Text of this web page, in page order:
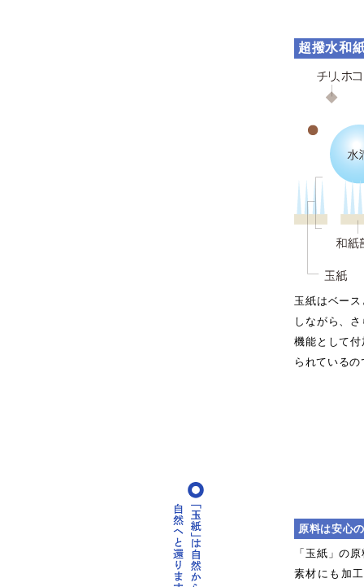
超撥水和
玉紙はベー
しながら、
機能として
られているの
原料は安心
「玉紙」の
素材にも加